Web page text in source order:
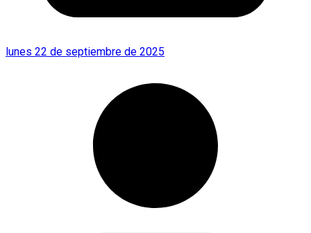
lunes 22 de septiembre de 2025